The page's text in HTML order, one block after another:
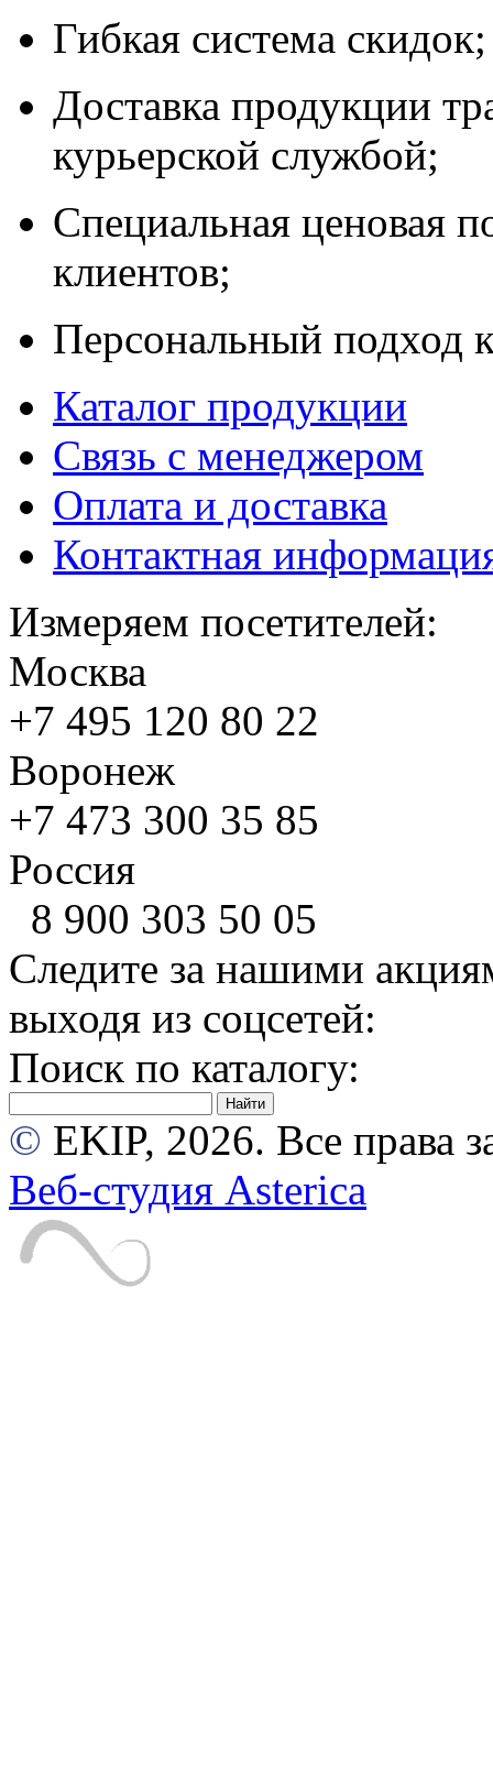
Гибкая система скидок;
Доставка продукции
курьерской службой;
Специальная ценовая
клиентов;
Персональный подход
Каталог продукции
Связь с менеджером
Оплата и доставка
Контактная
Измеряем посетителей:
Москва
+7 495 120 80 22
Воронеж
+7 473 300 35 85
Россия
8 900 303 50 05
Следите за нашими
выходя из соцсетей:
Поиск по каталогу:
© EKIP, 2026. Все права
Веб-студия Asterica